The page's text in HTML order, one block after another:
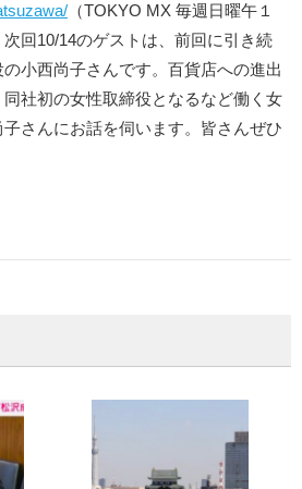
（TOKYO MX 毎週日曜午１
回10/14のゲストは、前回に引き続
小西尚子さんです。百貨店への進出
社初の女性取締役となるなど働く女
さんにお話を伺います。皆さんぜひ